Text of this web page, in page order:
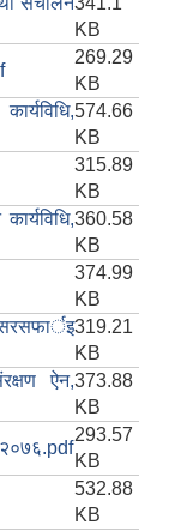
KB
269.29
KB
574.66
KB
315.89
KB
360.58
KB
374.99
KB
319.21
KB
ऐन,373.88
KB
२०७६.pdf
293.57
KB
532.88
KB